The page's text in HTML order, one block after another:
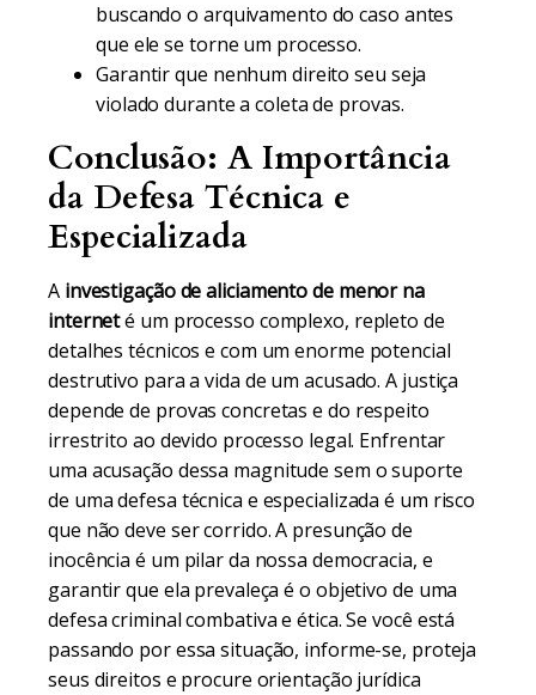
buscando o arquivamento do caso antes
que ele se torne um processo.
Garantir que nenhum direito seu seja
violado durante a coleta de provas.
Conclusão: A Importância
da Defesa Técnica e
Especializada
A investigação de aliciamento de menor na
interneté um processo complexo, repleto de
detalhes técnicos e com um enorme potencial
destrutivo para a vida de um acusado. A justiça
depende de provas concretas e do respeito
irrestrito ao devido processo legal. Enfrentar
uma acusação dessa magnitude sem o suporte
de uma defesa técnica e especializada é um risco
que não deve ser corrido. A presunção de
inocência é um pilar da nossa democracia, e
garantir que ela prevaleça é o objetivo de uma
defesa criminal combativa e ética. Se você está
passando por essa situação, informe-se, proteja
seus direitos e procure orientação jurídica